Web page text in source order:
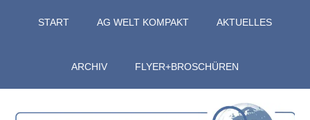
Seitenspalte
FußzeileSTART AG WELT KOMPAKT AKTUELLES
ARCHIV FLYER+BROSCHÜREN